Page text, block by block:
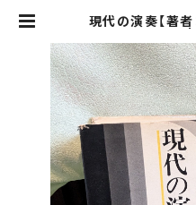
現代の演奏【著者